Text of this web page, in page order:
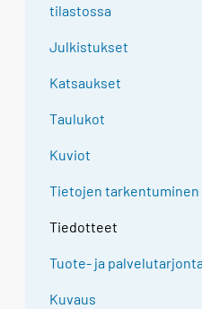
tilastossa
Julkistukset
Katsaukset
Taulukot
Kuviot
Tietojen tarkentuminen
Tiedotteet
Tuote- ja palvelutarjonta
Kuvaus